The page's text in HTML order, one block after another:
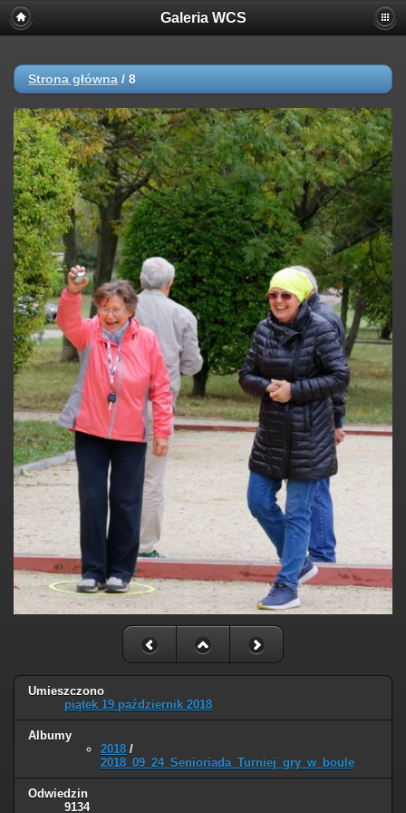
Galeria WCS
Strona główna / 8
Umieszczono
piątek 19 październik 2018
Albumy
2018 /
2018_09_24_Senioriada_Turniej_gry_w_boule
Odwiedzin
9134